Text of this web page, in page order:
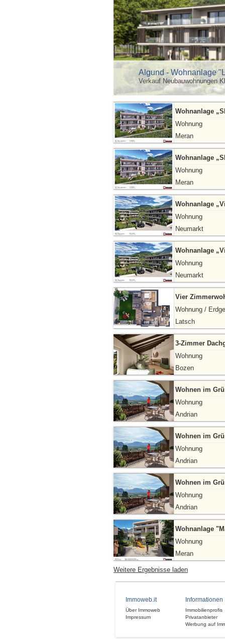
Algund - Wohnanlage
Verkauf Neubauwohnungen
Wohnanlage
Wohnung
Meran
Wohnanlage
Wohnung
Meran
Wohnanlage
Wohnung
Neumarkt
Wohnanlage
Wohnung
Neumarkt
Vier
Wohnung /
Latsch
3-Zimmer
Wohnung
Bozen
Wohnen im
Wohnung
Andrian
Wohnen im
Wohnung
Andrian
Wohnen im
Wohnung
Andrian
Wohnanlage
Wohnung
Meran
Weitere Ergebnisse laden
Immoweb.it
Über Immoweb
Impressum
Informationen
Immobilienprofis
Privatanbieter
Werbung auf